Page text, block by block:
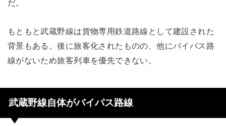
だ。
もともと武蔵野線は貨物専用鉄道路線として建設された
背景もある。後に旅客化されたものの、他にバイパス路
線がないため旅客列車を優先できない。
武蔵野線自体がバイパス路線